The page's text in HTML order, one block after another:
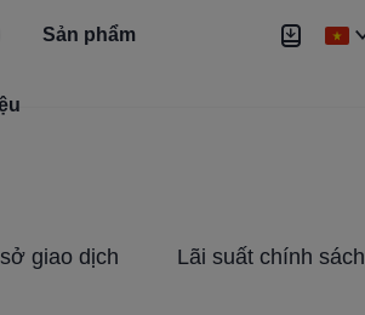
Sản phẩm
giao dịch Lãi suất chính sách